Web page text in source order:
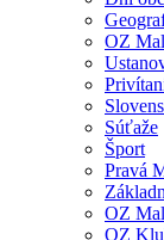
OZ
Súťaže
Šport
Pravá
OZ
OZ